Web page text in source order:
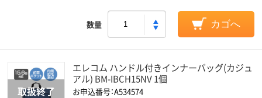
数量 カゴへ
エレコム ハンドル付きインナーバッグ(カジュ
アル) BM-IBCH15NV 1個
お申込番号：A534574